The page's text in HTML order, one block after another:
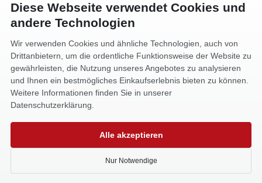
KONTAKT
Alfa-Service Hurtienne GmbH
Siemensstr. 32
59199 Bönen
+49 (0) 2383 93640
info@alfa-service.com
Whatsapp (no voice calls):
Diese Webseite verwendet Cookies und
andere Technologien
Wir verwenden Cookies und ähnliche Technologien, auch von
Drittanbietern, um die ordentliche Funktionsweise der Website zu
gewährleisten, die Nutzung unseres Angebotes zu analysieren
und Ihnen ein bestmögliches Einkaufserlebnis bieten zu können.
Weitere Informationen finden Sie in unserer
Datenschutzerklärung.
Alle akzeptieren
Nur Notwendige